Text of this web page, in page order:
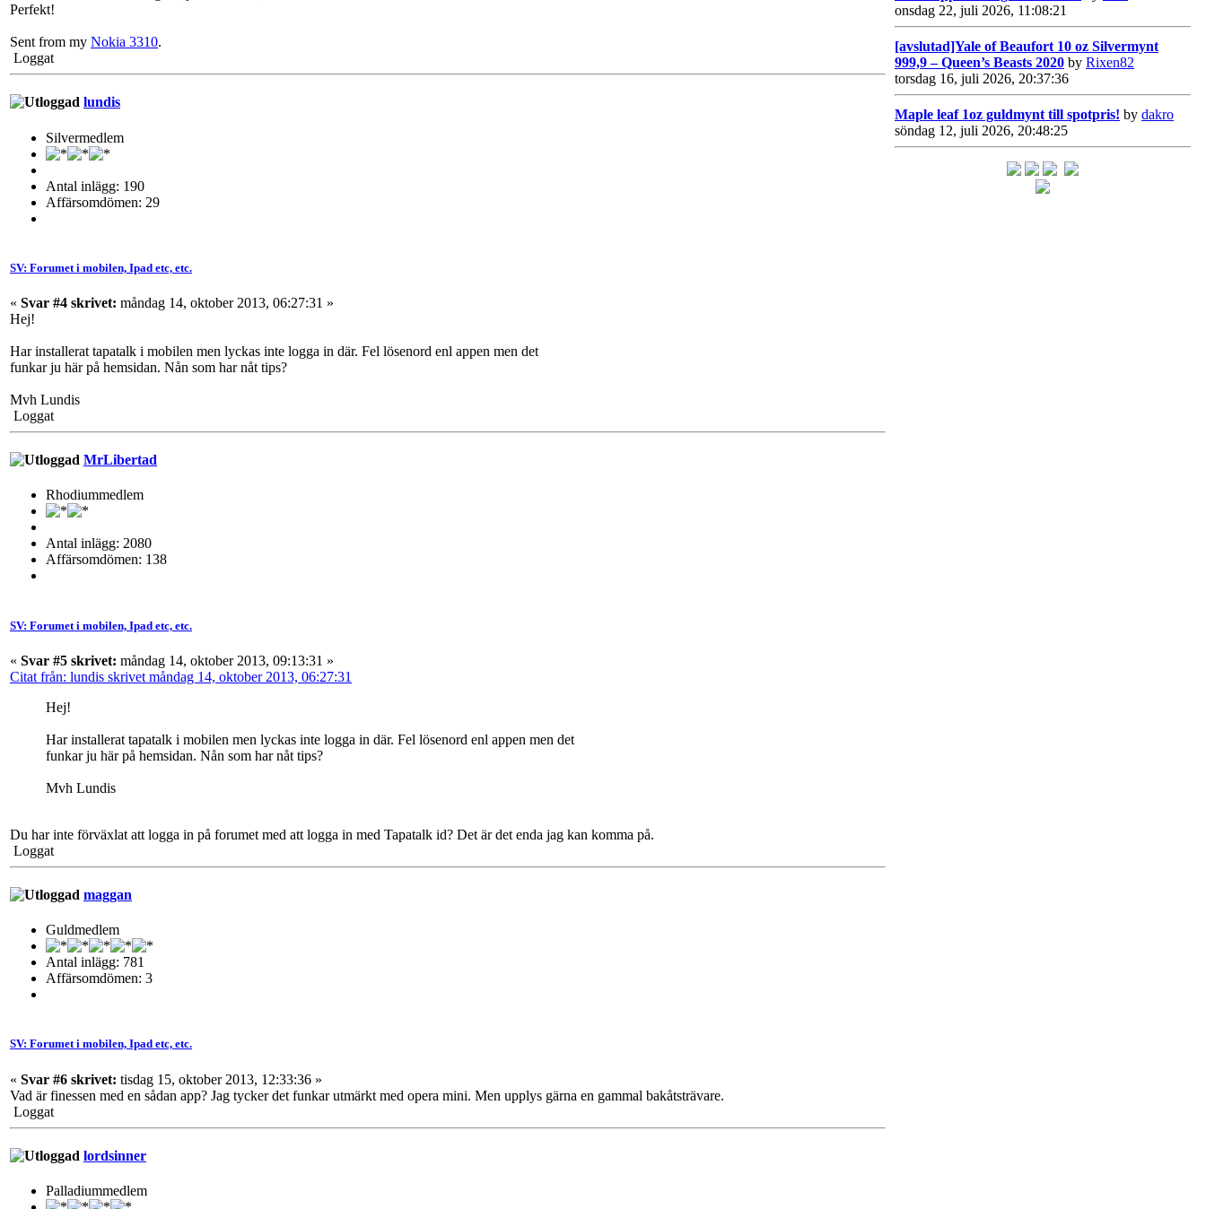
Perfekt!
Sent from my Nokia 3310.
Loggat
lundis
Silvermedlem
Antal inlägg: 190
Affärsomdömen: 29
SV: Forumet i mobilen, Ipad etc, etc.
« Svar #4 skrivet: måndag 14, oktober 2013, 06:27:31 »
Hej!
Har installerat tapatalk i mobilen men lyckas inte logga in där. Fel lösenord enl appen men det
funkar ju här på hemsidan. Nån som har nåt tips?
Mvh Lundis
Loggat
MrLibertad
Rhodiummedlem
Antal inlägg: 2080
Affärsomdömen: 138
SV: Forumet i mobilen, Ipad etc, etc.
« Svar #5 skrivet: måndag 14, oktober 2013, 09:13:31 »
Citat från: lundis skrivet måndag 14, oktober 2013, 06:27:31
Hej!
Har installerat tapatalk i mobilen men lyckas inte logga in där. Fel lösenord enl appen men det
funkar ju här på hemsidan. Nån som har nåt tips?
Mvh Lundis
Du har inte förväxlat att logga in på forumet med att logga in med Tapatalk id? Det är det enda jag kan komma på.
Loggat
maggan
Guldmedlem
Antal inlägg: 781
Affärsomdömen: 3
SV: Forumet i mobilen, Ipad etc, etc.
« Svar #6 skrivet: tisdag 15, oktober 2013, 12:33:36 »
Vad är finessen med en sådan app? Jag tycker det funkar utmärkt med opera mini. Men upplys gärna en gammal bakåtsträvare.
Loggat
lordsinner
Palladiummedlem
onsdag 22, juli 2026, 11:08:21
[avslutad]Yale of Beaufort 10 oz Silvermynt
999,9 – Queen’s Beasts 2020 by Rixen82
torsdag 16, juli 2026, 20:37:36
Maple leaf 1oz guldmynt till spotpris! by dakro
söndag 12, juli 2026, 20:48:25